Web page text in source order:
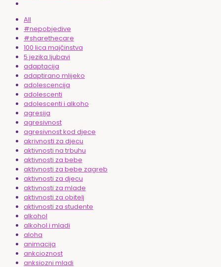
All
#nepobjedive
#sharethecare
100 lica majčinstva
5 jezika ljubavi
adaptacija
adaptirano mlijeko
adolescencija
adolescenti
adolescenti i alkoho
agresija
agresivnost
agresivnost kod djece
akrivnosti za djecu
aktivnosti na trbuhu
aktivnosti za bebe
aktivnosti za bebe zagreb
aktivnosti za djecu
aktivnosti za mlade
aktivnosti za obitelj
aktivnosti za studente
alkohol
alkohol i mladi
aloha
animacija
ankcioznost
anksiozni mladi